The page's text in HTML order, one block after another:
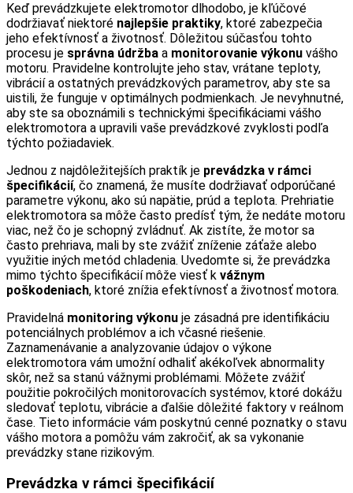
Keď prevádzkujete elektromotor dlhodobo, je kľúčové
dodržiavať niektoré najlepšie praktiky, ktoré zabezpečia
jeho efektívnosť a životnosť. Dôležitou súčasťou tohto
procesu je správna údržba a monitorovanie výkonu vášho
motoru. Pravidelne kontrolujte jeho stav, vrátane teploty,
vibrácií a ostatných prevádzkových parametrov, aby ste sa
uistili, že funguje v optimálnych podmienkach. Je nevyhnutné,
aby ste sa oboznámili s technickými špecifikáciami vášho
elektromotora a upravili vaše prevádzkové zvyklosti podľa
týchto požiadaviek.
Jednou z najdôležitejších praktík je prevádzka v rámci
špecifikácií, čo znamená, že musíte dodržiavať odporúčané
parametre výkonu, ako sú napätie, prúd a teplota. Prehriatie
elektromotora sa môže často predísť tým, že nedáte motoru
viac, než čo je schopný zvládnuť. Ak zistíte, že motor sa
často prehriava, mali by ste zvážiť zníženie záťaže alebo
využitie iných metód chladenia. Uvedomte si, že prevádzka
mimo týchto špecifikácií môže viesť k vážnym
poškodeniach, ktoré znížia efektívnosť a životnosť motora.
Pravidelná monitoring výkonu je zásadná pre identifikáciu
potenciálnych problémov a ich včasné riešenie.
Zaznamenávanie a analyzovanie údajov o výkone
elektromotora vám umožní odhaliť akékoľvek abnormality
skôr, než sa stanú vážnymi problémami. Môžete zvážiť
použitie pokročilých monitorovacích systémov, ktoré dokážu
sledovať teplotu, vibrácie a ďalšie dôležité faktory v reálnom
čase. Tieto informácie vám poskytnú cenné poznatky o stavu
vášho motora a pomôžu vám zakročiť, ak sa vykonanie
prevádzky stane rizikovým.
Prevádzka v rámci špecifikácií